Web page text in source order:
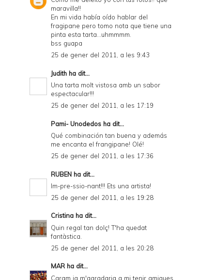
maravilla!!
En mi vida había oído hablar del
fragipane pero tomo nota que tiene una
pinta esta tarta...uhmmmm.
bss guapa
25 de gener del 2011, a les 9:43
Judith ha dit...
Una tarta molt vistosa amb un sabor
espectacular!!!
25 de gener del 2011, a les 17:19
Pami- Unodedos ha dit...
Qué combinación tan buena y además
me encanta el frangipane! Olé!
25 de gener del 2011, a les 17:36
RUBEN ha dit...
Im-pre-ssio-nant!!! Ets una artista!
25 de gener del 2011, a les 19:28
Cristina ha dit...
Quin regal tan dolç! T'ha quedat
fantàstica.
25 de gener del 2011, a les 20:28
MAR ha dit...
Caram ja m'agradaria a mi tenir amigues